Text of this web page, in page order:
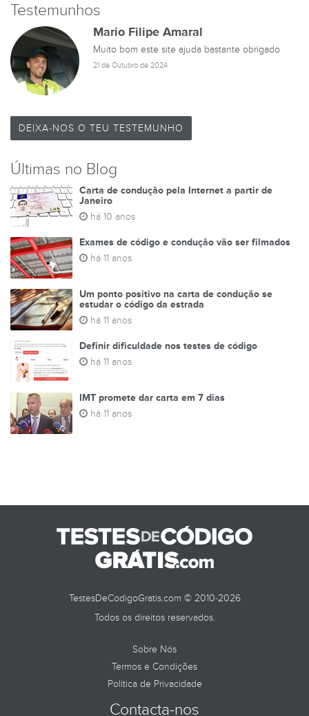
Testemunhos
Mario Filipe Amaral
Muito bom este site ajuda bastante obrigado
21 de Outubro de 2024
DEIXA-NOS O TEU TESTEMUNHO
Últimas no Blog
Carta de condução pela Internet a partir de
Janeiro
há 10 anos
Exames de código e condução vão ser filmados
há 11 anos
Um ponto positivo na carta de condução se
estudar o código da estrada
há 11 anos
Definir dificuldade nos testes de código
há 11 anos
IMT promete dar carta em 7 dias
há 11 anos
TestesDeCodigoGratis.com © 2010-2026
Todos os direitos reservados.
Sobre Nós
Termos e Condições
Política de Privacidade
Contacta-nos